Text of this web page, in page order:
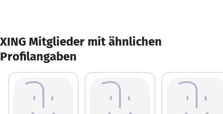
XING Mitglieder mit ähnlichen
Profilangaben